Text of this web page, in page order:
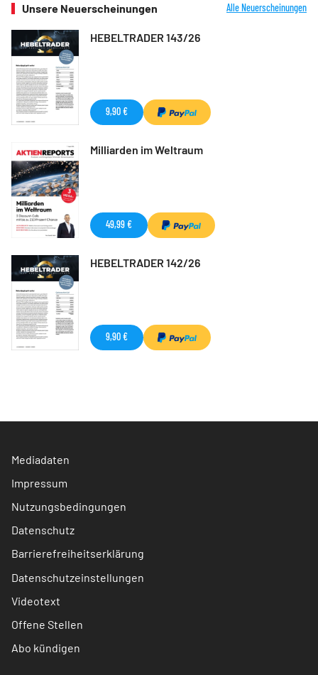
Unsere Neuerscheinungen Alle Neuerscheinungen
HEBELTRADER 143/26
9,90 €
Milliarden im Weltraum
49,99 €
HEBELTRADER 142/26
9,90 €
Mediadaten
Impressum
Nutzungsbedingungen
Datenschutz
Barrierefreiheitserklärung
Datenschutzeinstellungen
Videotext
Offene Stellen
Abo kündigen